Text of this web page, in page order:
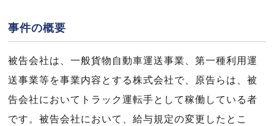
事件の概要
被告会社は、一般貨物自動車運送事業、第一種利用運
送事業等を事業内容とする株式会社で、原告らは、被
告会社においてトラック運転手として稼働している者
です。被告会社において、給与規定の変更したとこ